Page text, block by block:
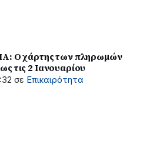
Ο χάρτης των πληρωμών
τις 2 Ιανουαρίου
σε Επικαιρότητα